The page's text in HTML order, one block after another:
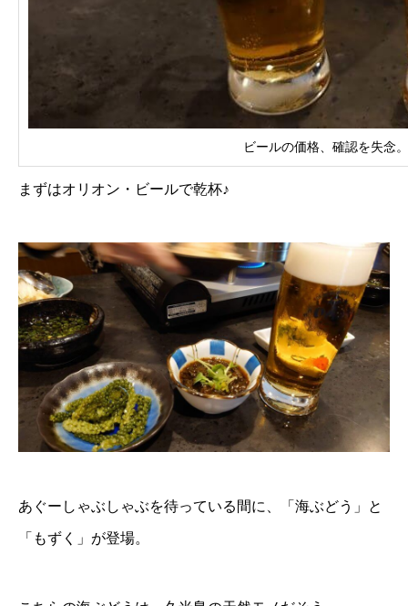
ビールの価格、確認を失念
まずはオリオン・ビールで乾杯♪
あぐーしゃぶしゃぶを待っている間に、「海ぶどう」と
「もずく」が登場。